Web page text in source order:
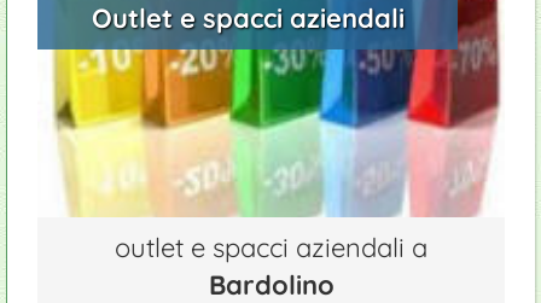
Outlet e spacci aziendali
outlet e spacci aziendali a
Bardolino